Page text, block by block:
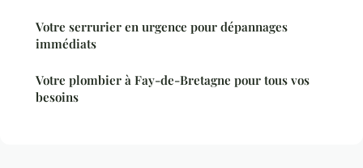
Votre serrurier en urgence pour dépannages
immédiats
Votre plombier à Fay-de-Bretagne pour tous vos
besoins